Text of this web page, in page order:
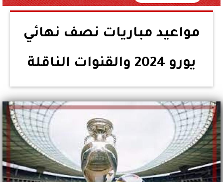
مواعيد مباريات نصف نهائي
يورو 2024 والقنوات الناقلة